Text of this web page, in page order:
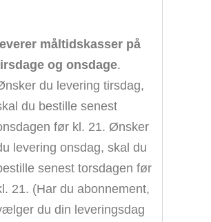
måltidskasser på
og onsdage.
du levering tirsdag,
du bestille senest
før kl. 21. Ønsker
levering onsdag, skal du
senest torsdagen før
21. (Har du abonnement,
du din leveringsdag